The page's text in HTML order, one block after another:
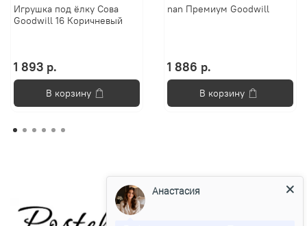
Игрушка под ёлку Сова
Goodwill 16 Коричневый
1 893 р.
В корзину
nan Премиум Goodwill
1 886 р.
В корзину
Анастасия